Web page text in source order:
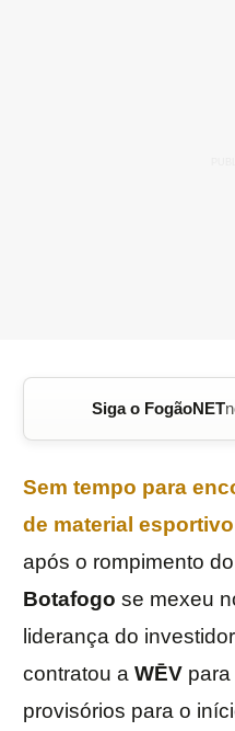
Siga o FogãoNET
Sem tempo para
de material
após o rompimento
Botafogo se mexeu
liderança do investidor
contratou a WĒV
provisórios para o